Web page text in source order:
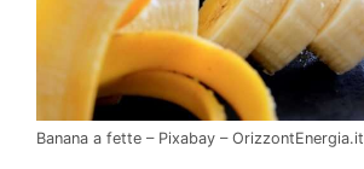
Banana a fette – Pixabay – OrizzontEnergia.it